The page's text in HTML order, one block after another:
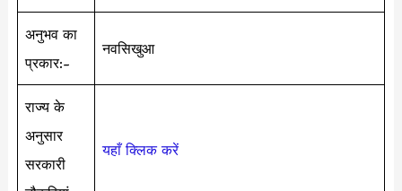
अनुभव का
प्रकार:-
नवसिखुआ
राज्य के
अनुसार
सरकारी
यहाँ क्लिक करें